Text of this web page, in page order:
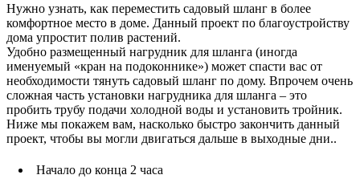
Нужно узнать, как переместить садовый шланг в более
комфортное место в доме. Данный проект по благоустройству
дома упростит полив растений.
Удобно размещенный нагрудник для шланга (иногда
именуемый «кран на подоконнике») может спасти вас от
необходимости тянуть садовый шланг по дому. Впрочем очень
сложная часть установки нагрудника для шланга – это
пробить трубу подачи холодной воды и установить тройник.
Ниже мы покажем вам, насколько быстро закончить данный
проект, чтобы вы могли двигаться дальше в выходные дни..
Начало до конца 2 часа